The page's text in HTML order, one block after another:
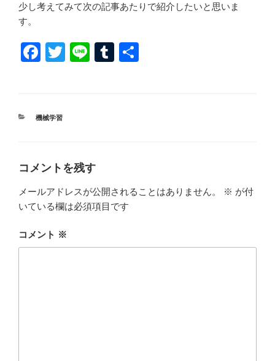
少し考えてみて次の記事あたりで紹介したいと思いま
す。
F
e
o
k
T
Li
T
カ
機械学習
コメントを残す
メールアドレスが公開されることはありません。 ※ が付
いている欄は必須項目です
コメント ※